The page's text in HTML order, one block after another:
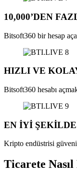
10,000’DEN
Bitsoft360 bir hesap
HIZLI VE
Bitsoft360 hesabı
EN İYİ
Kripto endüstrisi
Ticarete Nasıl